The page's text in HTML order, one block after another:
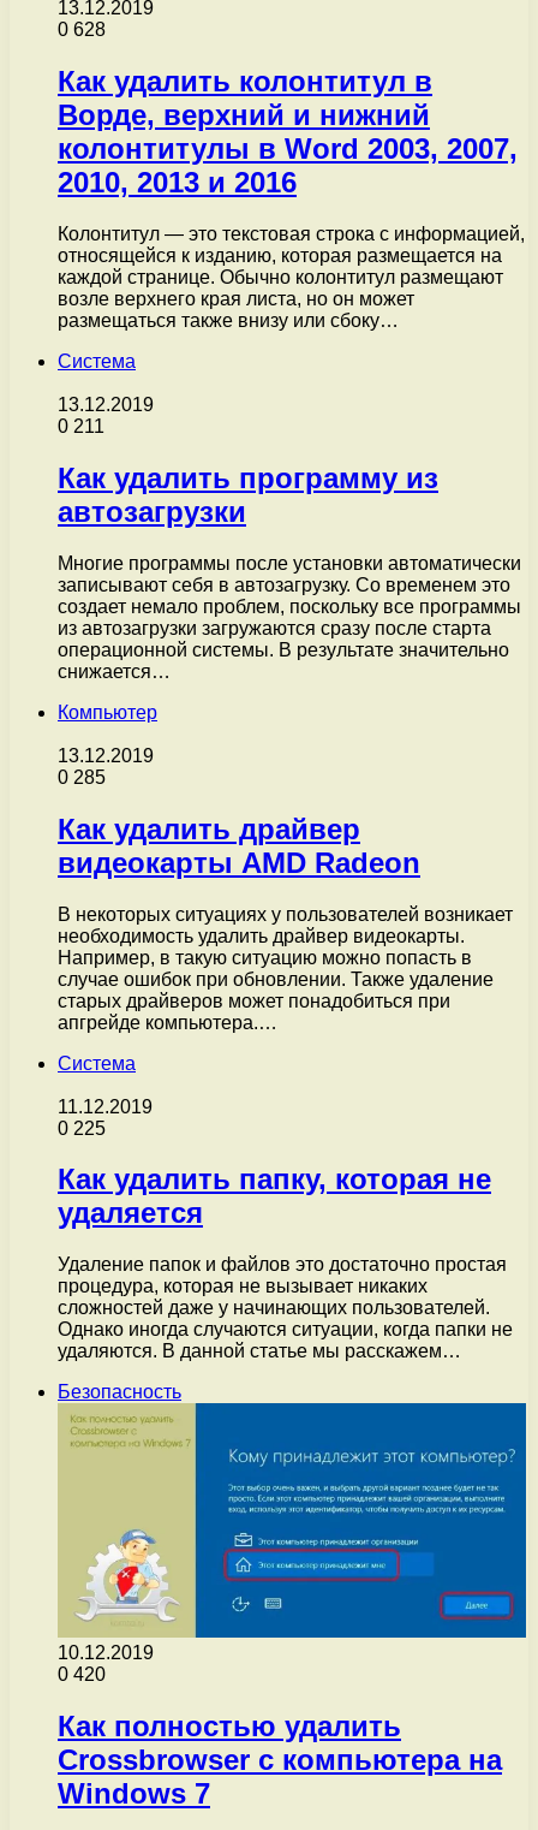
13.12.2019
0 628
Как удалить колонтитул в
Ворде, верхний и нижний
колонтитулы в Word 2003, 2007,
2010, 2013 и 2016
Колонтитул — это текстовая строка с информацией,
относящейся к изданию, которая размещается на
каждой странице. Обычно колонтитул размещают
возле верхнего края листа, но он может
размещаться также внизу или сбоку…
Система
13.12.2019
0 211
Как удалить программу из
автозагрузки
Многие программы после установки автоматически
записывают себя в автозагрузку. Со временем это
создает немало проблем, поскольку все программы
из автозагрузки загружаются сразу после старта
операционной системы. В результате значительно
снижается…
Компьютер
13.12.2019
0 285
Как удалить драйвер
видеокарты AMD Radeon
В некоторых ситуациях у пользователей возникает
необходимость удалить драйвер видеокарты.
Например, в такую ситуацию можно попасть в
случае ошибок при обновлении. Также удаление
старых драйверов может понадобиться при
апгрейде компьютера.…
Система
11.12.2019
0 225
Как удалить папку, которая не
удаляется
Удаление папок и файлов это достаточно простая
процедура, которая не вызывает никаких
сложностей даже у начинающих пользователей.
Однако иногда случаются ситуации, когда папки не
удаляются. В данной статье мы расскажем…
Безопасность
10.12.2019
0 420
Как полностью удалить
Crossbrowser с компьютера на
Windows 7